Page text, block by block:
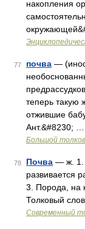
накопления
77 почва —
теперь такую
отжившие
Ант.&#8230; …
Большой
78 Почва — ж. 1.
развивается
3. Порода, на
Толковый
Современный